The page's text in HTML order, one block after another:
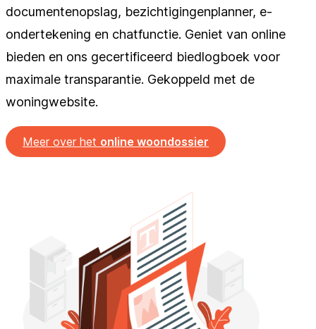
documentenopslag, bezichtigingenplanner, e-
ondertekening en chatfunctie. Geniet van online
bieden en ons gecertificeerd biedlogboek voor
maximale transparantie. Gekoppeld met de
woningwebsite.
Meer over het online woondossier